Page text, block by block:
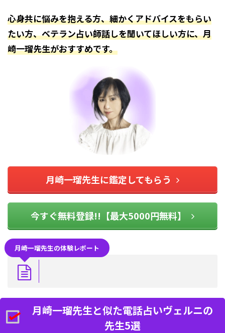
心身共に悩みを抱える方、細かくアドバイスをもらい
たい方、ベテラン占い師話しを聞いてほしい方に、月
崎一瑠先生がおすすめです。
月崎一瑠先生に鑑定してもらう
今すぐ無料登録!!【最大5000円無料】
月崎一瑠先生の体験レポート
月崎一瑠先生と似た電話占いヴェルニの
先生5選